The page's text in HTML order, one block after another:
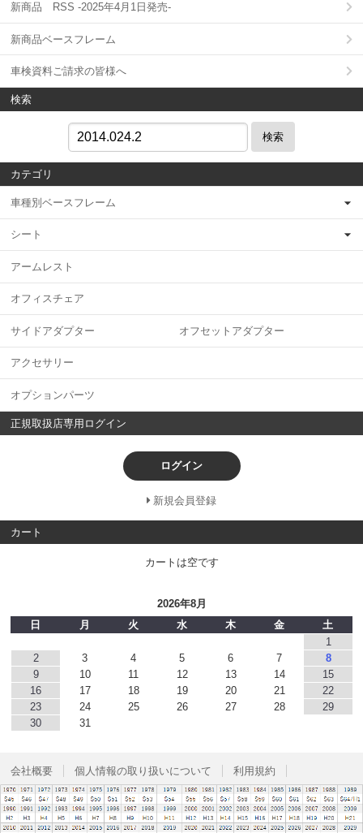
新商品 RSS -2025年4月1日発売-
新商品ベースフレーム
車検資料ご請求の皆様へ
検索
検索
カテゴリ
車種別ベースフレーム
シート
アームレスト
オフィスチェア
サイドアダプター オフセットアダプター
アクセサリー
オプションパーツ
正規取扱店専用ログイン
ログイン
新規会員登録
カート
カートは空です
2026年8月
日
月 火 水 木 金
土
1
2
3 4 5 6 7
8
9
10 11 12 13 14
15
16
17 18 19 20 21
22
23
24 25 26 27 28
29
30
31
会社概要 個人情報の取り扱いについて 利用規約